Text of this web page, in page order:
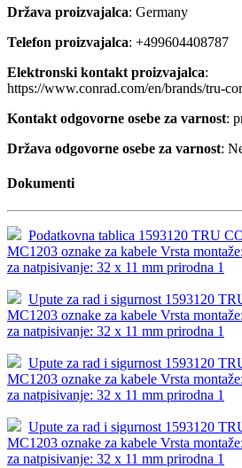
Država proizvajalca: Germany
Telefon proizvajalca: +499604408787
Elektronski kontakt proizvajalca:
https://www.conrad.com/en/brands/tru-
Kontakt odgovorne osebe za varnost:
Država odgovorne osebe za varnost:
Dokumenti
Podatkovna tablica 1593120 TRU
MC1203 oznake za kabele Vrsta
za natpisivanje: 32 x 11 mm prirodna 1
Upute za rad i sigurnost 1593120
MC1203 oznake za kabele Vrsta
za natpisivanje: 32 x 11 mm prirodna 1
Upute za rad i sigurnost 1593120
MC1203 oznake za kabele Vrsta
za natpisivanje: 32 x 11 mm prirodna 1
Upute za rad i sigurnost 1593120
MC1203 oznake za kabele Vrsta
za natpisivanje: 32 x 11 mm prirodna 1